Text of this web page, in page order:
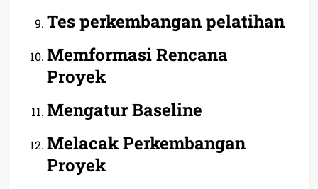
Tes perkembangan pelatihan
Memformasi Rencana
Proyek
Mengatur Baseline
Melacak Perkembangan
Proyek